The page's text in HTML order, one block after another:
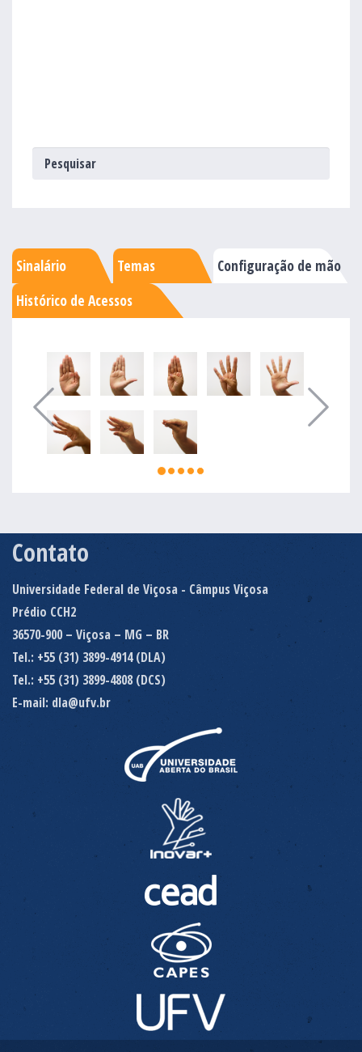
Sinalário Temas
Configuração de mão
Histórico de Acessos
Contato
Universidade Federal de Viçosa - Câmpus Viçosa
Prédio CCH2
36570-900 – Viçosa – MG – BR
Tel.: +55 (31) 3899-4914 (DLA)
Tel.: +55 (31) 3899-4808 (DCS)
E-mail: dla@ufv.br